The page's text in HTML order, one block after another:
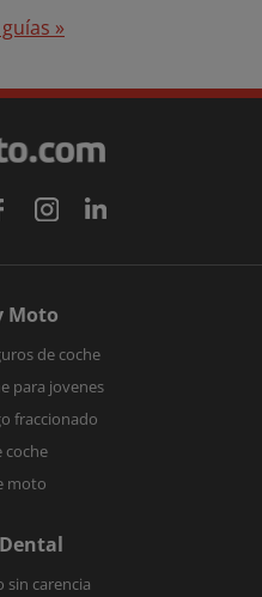
»
Moto
de coche
para jovenes
fraccionado
coche
moto
sin carencia